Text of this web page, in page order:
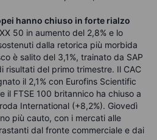
hanno chiuso in forte rialzo
50 in aumento del 2,8% e lo
dalla retorica più morbida
è salito del 3,1%, trainato da SAP
risultati del primo trimestre. Il CAC
il 2,1% con Eurofins Scientific
il FTSE 100 britannico ha chiuso a
International (+8,2%). Giovedì
più cauto, con i mercati alle
dal fronte commerciale e dai